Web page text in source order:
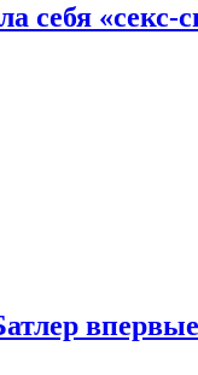
себя «секс-